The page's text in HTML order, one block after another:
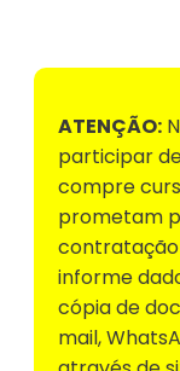
ATENÇÃO:
participar
compre
prometam
contratação
informe
cópia de
mail,